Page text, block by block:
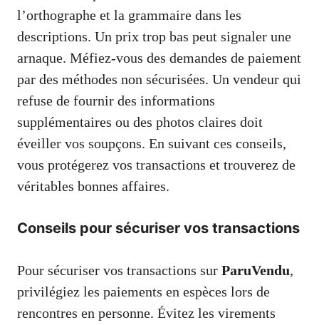
l’orthographe et la grammaire dans les
descriptions. Un prix trop bas peut signaler une
arnaque. Méfiez-vous des demandes de paiement
par des méthodes non sécurisées. Un vendeur qui
refuse de fournir des informations
supplémentaires ou des photos claires doit
éveiller vos soupçons. En suivant ces conseils,
vous protégerez vos transactions et trouverez de
véritables bonnes affaires.
Conseils pour sécuriser vos transactions
Pour sécuriser vos transactions sur ParuVendu,
privilégiez les paiements en espèces lors de
rencontres en personne. Évitez les virements